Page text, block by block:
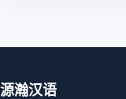
源瀚汉语